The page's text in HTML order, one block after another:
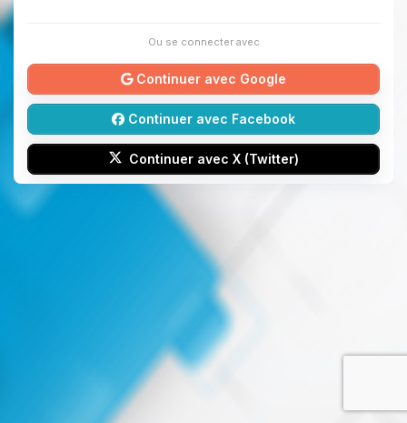
Ou se connecter avec
Continuer avec Google
Continuer avec Facebook
Continuer avec X (Twitter)